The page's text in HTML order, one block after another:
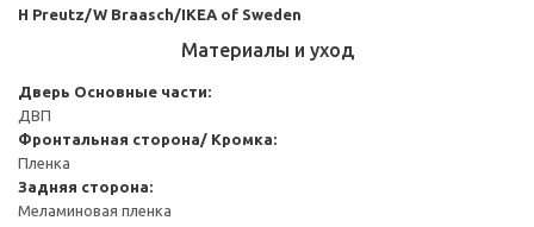
H Preutz/W Braasch/IKEA of Sweden
Материалы и уход
Дверь Основные части:
ДВП
Фронтальная сторона/ Кромка:
Пленка
Задняя сторона:
Меламиновая пленка